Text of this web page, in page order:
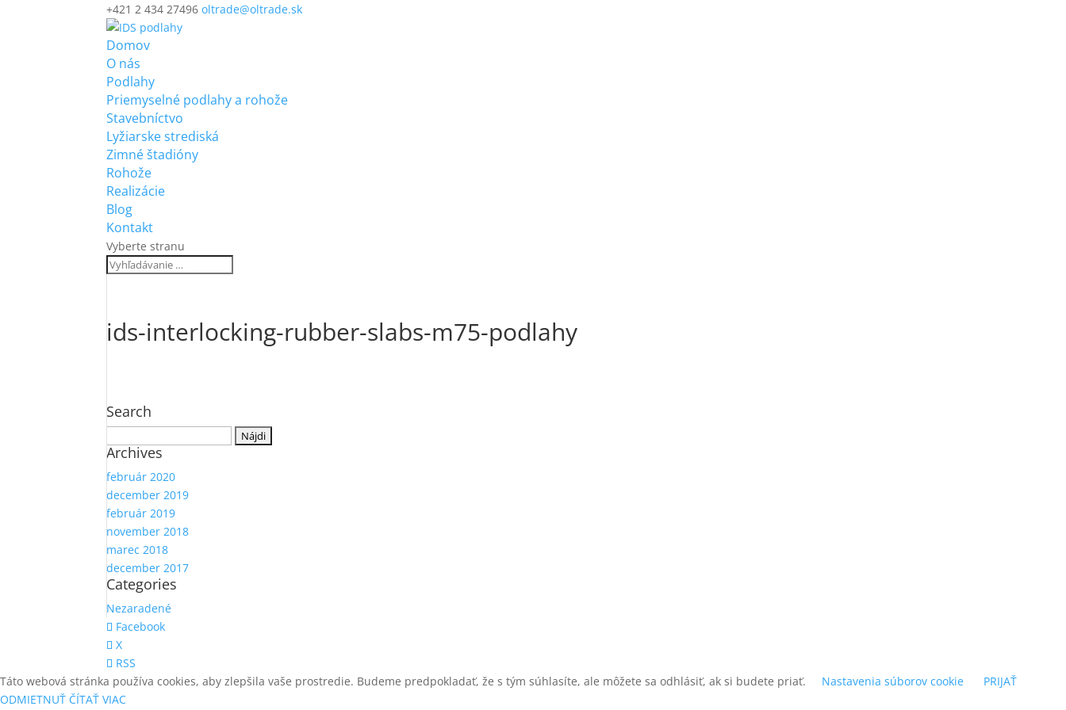
+421 2 434 27496 oltrade@oltrade.sk
Domov
O nás
Podlahy
Priemyselné podlahy a rohože
Stavebníctvo
Lyžiarske strediská
Zimné štadióny
Rohože
Realizácie
Blog
Kontakt
Vyberte stranu
ids-interlocking-rubber-slabs-m75-podlahy
Search
Archives
február 2020
december 2019
február 2019
november 2018
marec 2018
december 2017
Categories
Nezaradené
Facebook
X
RSS
Táto webová stránka používa cookies, aby zlepšila vaše prostredie. Budeme predpokladať, že s tým súhlasíte, ale môžete sa odhlásiť, ak si budete priať.
Nastavenia súborov cookie
PRIJAŤ
ODMIETNUŤ ČÍTAŤ VIAC